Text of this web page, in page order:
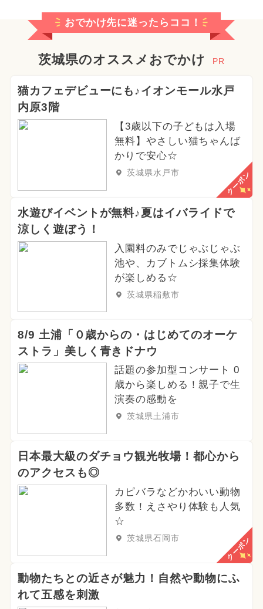
おでかけ先に迷ったらココ！
茨城県のオススメおでかけ PR
猫カフェデビューにも♪イオンモール水戸
内原3階
【3歳以下の子どもは入場
無料】やさしい猫ちゃんば
かりで安心☆
茨城県水戸市 クーポン
水遊びイベントが無料♪夏はイバライドで
涼しく遊ぼう！
入園料のみでじゃぶじゃぶ
池や、カブトムシ採集体験
が楽しめる☆
茨城県稲敷市
8/9 土浦「０歳からの・はじめてのオーケ
ストラ」美しく青きドナウ
話題の参加型コンサート 0
歳から楽しめる！親子で生
演奏の感動を
茨城県土浦市
日本最大級のダチョウ観光牧場！都心から
のアクセスも◎
カピバラなどかわいい動物
多数！えさやり体験も人気
☆
茨城県石岡市 クーポン
動物たちとの近さが魅力！自然や動物にふ
れて五感を刺激